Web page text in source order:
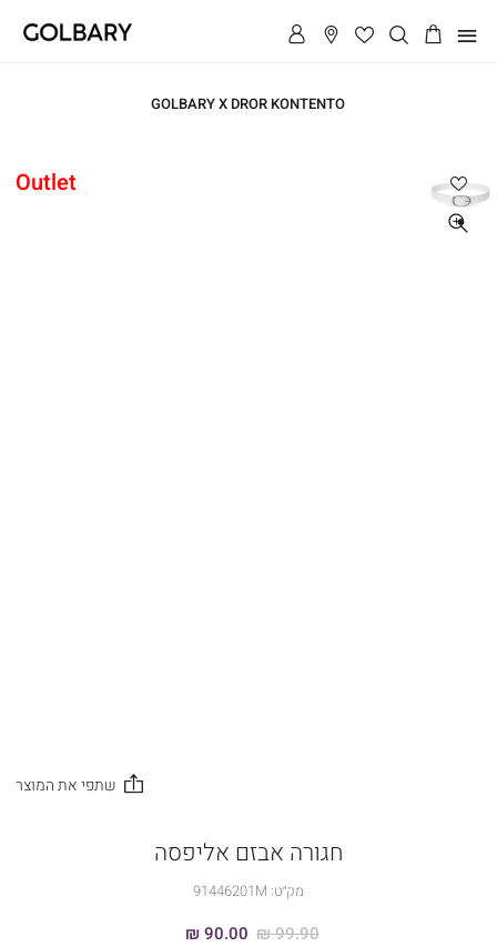
תפריט
GOLBARY X DROR KONTENTO
ראשי
חגורה
אבזם
אליפסה
חגורה אבזם אליפסה
מק״ט: 91446201M
90.00 ₪ 99.90 ₪
Outlet